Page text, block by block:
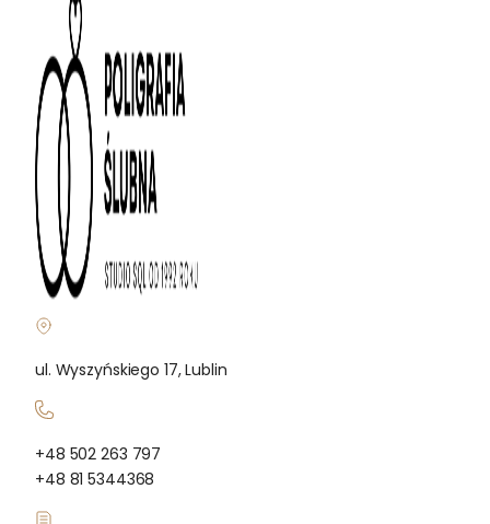
ul. Wyszyńskiego 17, Lublin
+48 502 263 797
+48 81 5344368